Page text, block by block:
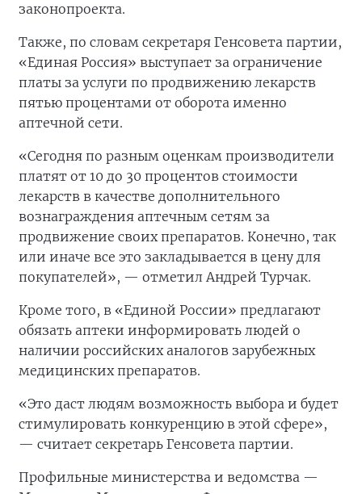
законопроекта.
Также, по словам секретаря Генсовета партии,
«Единая Россия» выступает за ограничение
платы за услуги по продвижению лекарств
пятью процентами от оборота именно
аптечной сети.
«Сегодня по разным оценкам производители
платят от 10 до 30 процентов стоимости
лекарств в качестве дополнительного
вознаграждения аптечным сетям за
продвижение своих препаратов. Конечно, так
или иначе все это закладывается в цену для
покупателей», — отметил Андрей Турчак.
Кроме того, в «Единой России» предлагают
обязать аптеки информировать людей о
наличии российских аналогов зарубежных
медицинских препаратов.
«Это даст людям возможность выбора и будет
стимулировать конкуренцию в этой сфере»,
— считает секретарь Генсовета партии.
Профильные министерства и ведомства —